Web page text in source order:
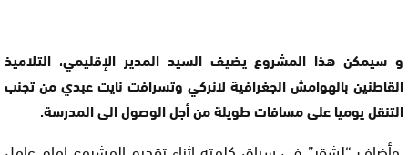
و سيمكن هذا المشروع يضيف السيد المدير الإقليمي، التلاميذ
القاطنين بالهوامش الجغرافية لانركي وتسرافت نايت عبدي من تجنب
التنقل يوميا على مسافات طويلة من أجل الوصول الى المدرسة.